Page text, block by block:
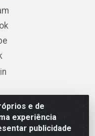
e de
experiência
publicidade
LTDA - Rua
SP - CEP 04.761-
0001-03